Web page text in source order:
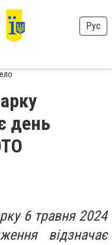
Рус
день
6 травня 2024
відзначає